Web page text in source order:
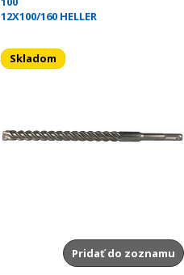
12X100/160 HELLER
Skladom
Pridať do zoznamu